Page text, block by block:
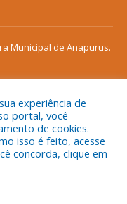
Municipal de Anapurus.
experiência de
portal, você
de cookies.
isso é feito, acesse
concorda, clique em